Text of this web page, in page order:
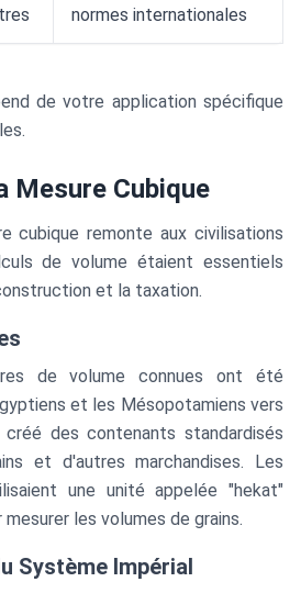
normes internationales
de votre application spécifique
Mesure Cubique
cubique remonte aux civilisations
de volume étaient essentiels
et la taxation.
de volume connues ont été
et les Mésopotamiens vers
des contenants standardisés
et d'autres marchandises. Les
une unité appelée "hekat"
les volumes de grains.
Système Impérial